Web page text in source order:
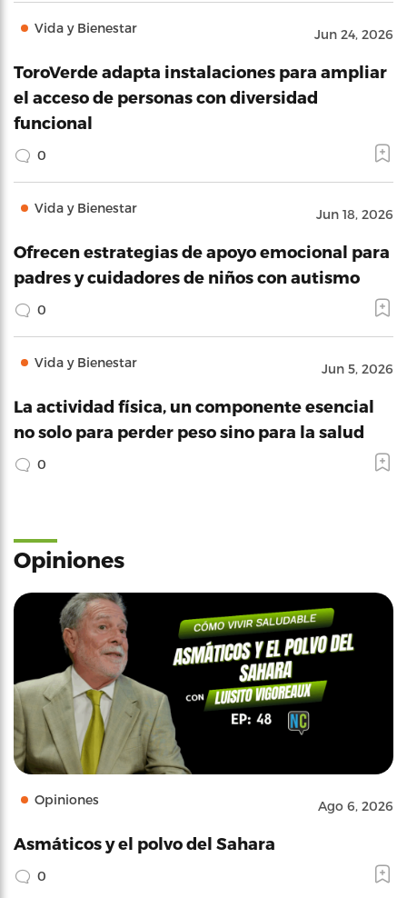
Vida y Bienestar Jun 24, 2026
ToroVerde adapta instalaciones para ampliar
el acceso de personas con diversidad
funcional
0
Vida y Bienestar Jun 18, 2026
Ofrecen estrategias de apoyo emocional para
padres y cuidadores de niños con autismo
0
Vida y Bienestar Jun 5, 2026
La actividad física, un componente esencial
no solo para perder peso sino para la salud
0
Opiniones
Opiniones Ago 6, 2026
Asmáticos y el polvo del Sahara
0